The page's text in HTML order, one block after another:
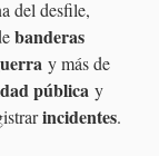
del desfile,
banderas
y más de
pública y
incidentes.